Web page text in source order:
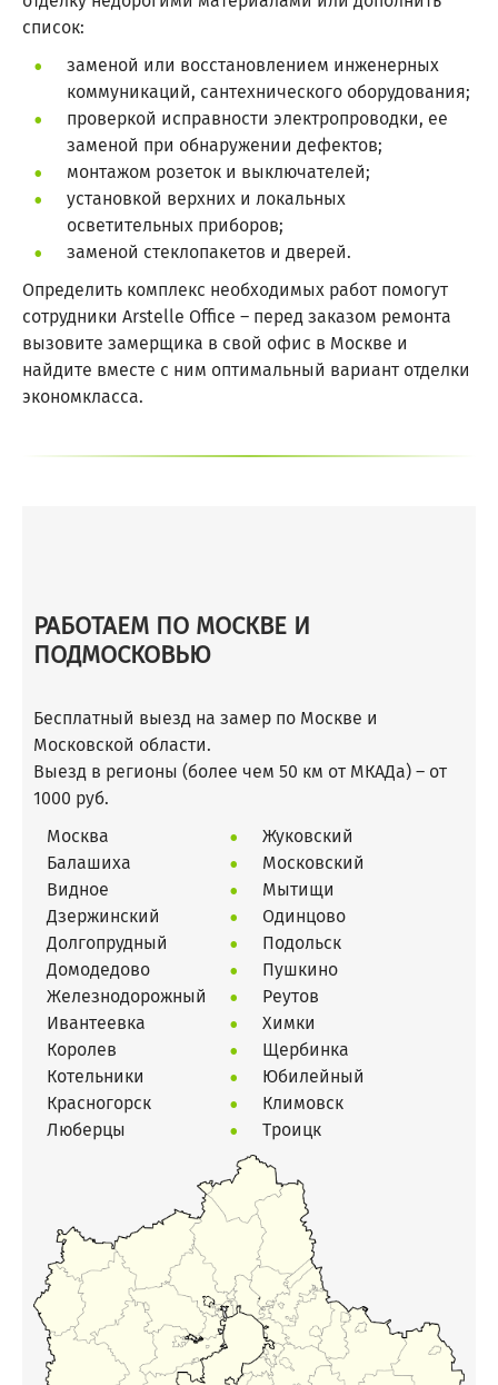
список:
заменой или восстановлением инженерных
коммуникаций, сантехнического оборудования;
проверкой исправности электропроводки, ее
заменой при обнаружении дефектов;
монтажом розеток и выключателей;
установкой верхних и локальных
осветительных приборов;
заменой стеклопакетов и дверей.
Определить комплекс необходимых работ помогут
сотрудники Arstelle Office – перед заказом ремонта
вызовите замерщика в свой офис в Москве и
найдите вместе с ним оптимальный вариант отделки
экономкласса.
РАБОТАЕМ ПО МОСКВЕ И
ПОДМОСКОВЬЮ
Бесплатный выезд на замер по Москве и
Московской области.
Выезд в регионы (более чем 50 км от МКАДа) – от
1000 руб.
Москва
Балашиха
Видное
Дзержинский
Долгопрудный
Домодедово
Железнодорожный
Ивантеевка
Королев
Котельники
Красногорск
Люберцы
Жуковский
Московский
Мытищи
Одинцово
Подольск
Пушкино
Реутов
Химки
Щербинка
Юбилейный
Климовск
Троицк